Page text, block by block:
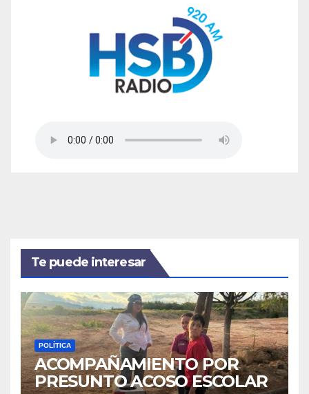
Te puede interesar
POLÍTICA
ACOMPAÑAMIENTO POR
PRESUNTO ACOSO ESCOLAR